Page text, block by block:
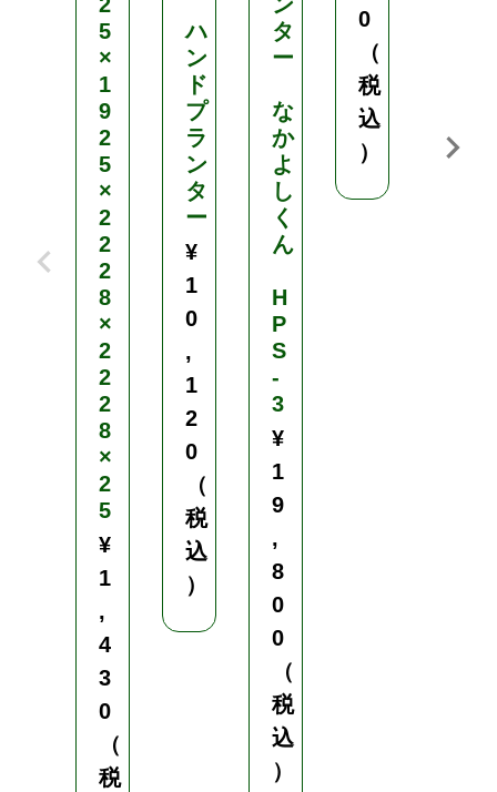
5
×
1
9
2
5
×
2
2
2
8
×
2
2
2
8
×
2
5
¥
1
,
4
3
0
（
税
ハ
ン
ド
プ
ラ
ン
タ
ー
¥
1
0
,
1
2
0
（
税
込
）
タ
ー
な
か
よ
し
く
ん
H
P
S
-
3
¥
1
9
,
8
0
0
（
税
込
）
0
（
税
込
）
S
-